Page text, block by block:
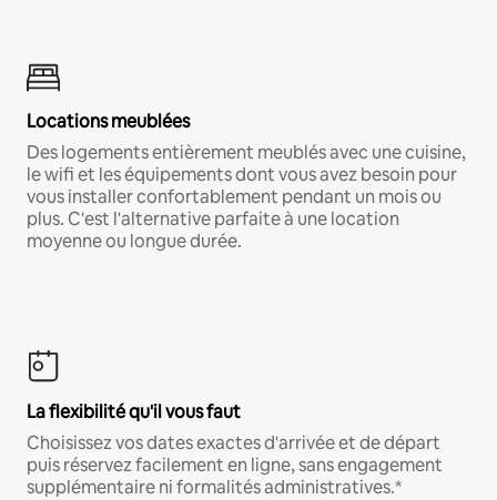
Locations meublées
Des logements entièrement meublés avec une cuisine,
le wifi et les équipements dont vous avez besoin pour
vous installer confortablement pendant un mois ou
plus. C'est l'alternative parfaite à une location
moyenne ou longue durée.
La flexibilité qu'il vous faut
Choisissez vos dates exactes d'arrivée et de départ
puis réservez facilement en ligne, sans engagement
supplémentaire ni formalités administratives.*